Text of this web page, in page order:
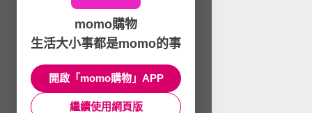
momo購物
生活大小事都是momo的事
開啟「momo購物」APP
繼續使用網頁版